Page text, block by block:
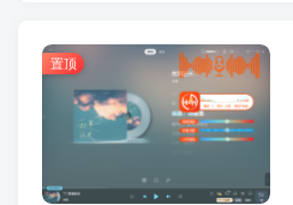
置顶